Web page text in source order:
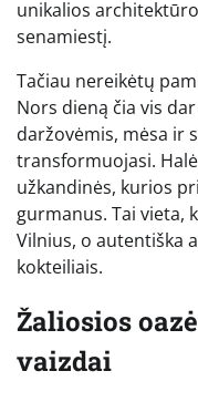
unikalios
senamiestį.
Tačiau nereikėtų
Nors dieną čia vis
daržovėmis, mėsa ir
transformuojasi.
užkandinės, kurios
gurmanus. Tai vieta,
Vilnius, o autentiška
kokteiliais.
Žaliosios
vaizdai